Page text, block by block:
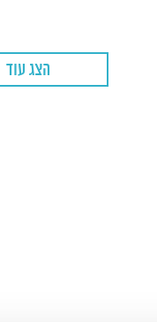
הצג עוד